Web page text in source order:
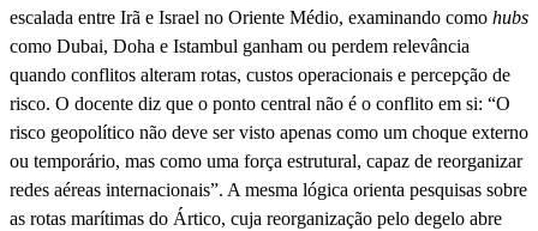
escalada entre Irã e Israel no Oriente Médio, examinando como hubs
como Dubai, Doha e Istambul ganham ou perdem relevância
quando conflitos alteram rotas, custos operacionais e percepção de
risco. O docente diz que o ponto central não é o conflito em si: “O
risco geopolítico não deve ser visto apenas como um choque externo
ou temporário, mas como uma força estrutural, capaz de reorganizar
redes aéreas internacionais”. A mesma lógica orienta pesquisas sobre
as rotas marítimas do Ártico, cuja reorganização pelo degelo abre